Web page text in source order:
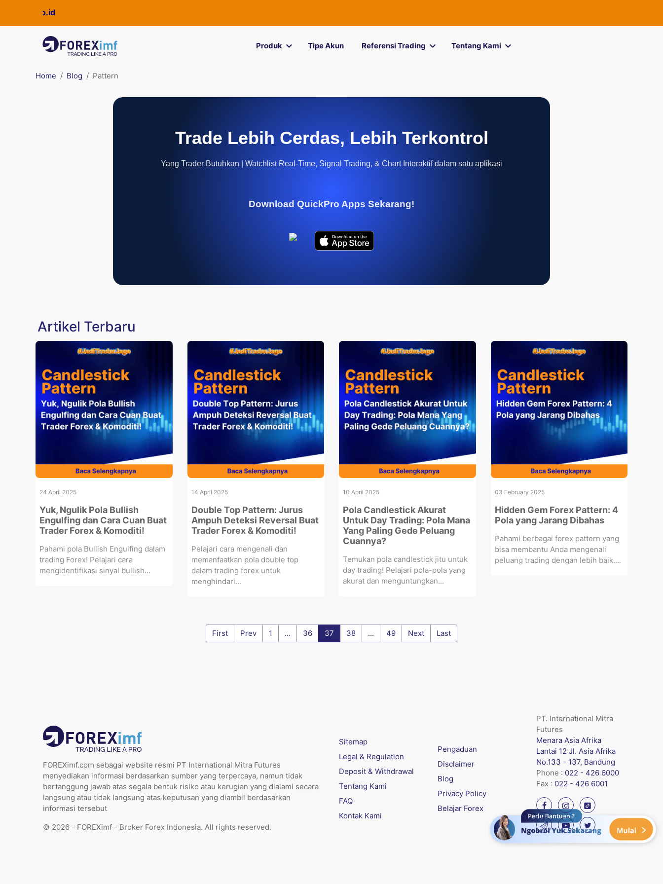
Produk Tipe Akun Referensi Trading Tentang Kami
Home Blog Pattern
Trade Lebih Cerdas, Lebih Terkontrol
Yang Trader Butuhkan | Watchlist Real-Time, Signal Trading, & Chart Interaktif dalam satu aplikasi
Download QuickPro Apps Sekarang!
Artikel Terbaru
24 April 2025
Yuk, Ngulik Pola Bullish
Engulfing dan Cara Cuan Buat
Trader Forex & Komoditi!
Pahami pola Bullish Engulfing dalam
trading Forex! Pelajari cara
mengidentifikasi sinyal bullish...
14 April 2025
Double Top Pattern: Jurus
Ampuh Deteksi Reversal Buat
Trader Forex & Komoditi!
Pelajari cara mengenali dan
memanfaatkan pola double top
dalam trading forex untuk
menghindari...
10 April 2025
Pola Candlestick Akurat
Untuk Day Trading: Pola Mana
Yang Paling Gede Peluang
Cuannya?
Temukan pola candlestick jitu untuk
day trading! Pelajari pola-pola yang
akurat dan menguntungkan...
03 February 2025
Hidden Gem Forex Pattern: 4
Pola yang Jarang Dibahas
Pahami berbagai forex pattern yang
bisa membantu Anda mengenali
peluang trading dengan lebih baik....
First Prev 1 ... 36 37 38 ... 49 Next Last
FOREXimf.com sebagai website resmi PT International Mitra Futures
menyediakan informasi berdasarkan sumber yang terpercaya, namun tidak
bertanggung jawab atas segala bentuk risiko atau kerugian yang dialami secara
langsung atau tidak langsung atas keputusan yang diambil berdasarkan
informasi tersebut
© 2026 - FOREXimf - Broker Forex Indonesia. All rights reserved.
Sitemap
Legal & Regulation
Deposit & Withdrawal
Tentang Kami
FAQ
Kontak Kami
Pengaduan
Disclaimer
Blog
Privacy Policy
Belajar Forex
PT. International Mitra
Futures
Menara Asia Afrika
Lantai 12 Jl. Asia Afrika
No.133 - 137, Bandung
Phone : 022 - 426 6000
Fax : 022 - 426 6001